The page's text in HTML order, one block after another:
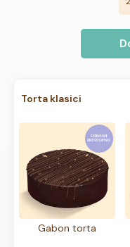
Torta klasici
Gabon torta